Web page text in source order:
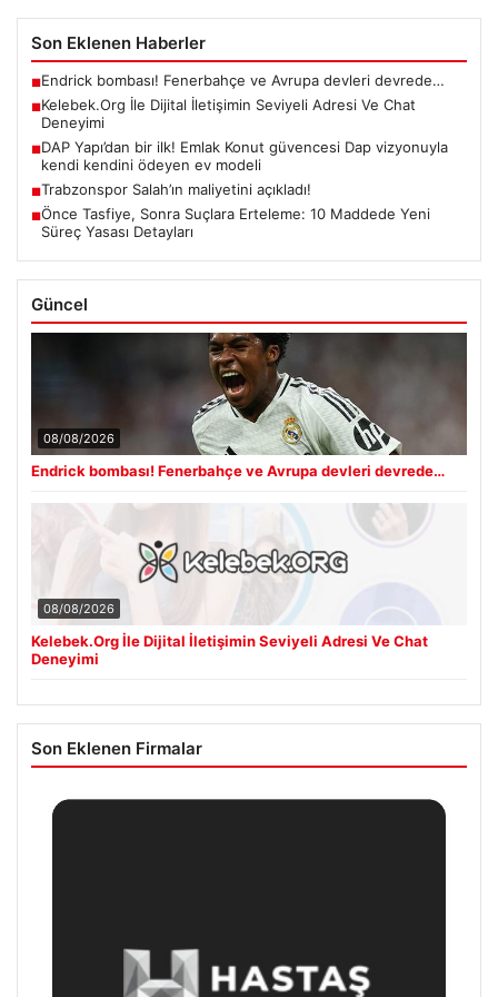
Son Eklenen Haberler
■Endrick bombası! Fenerbahçe ve Avrupa devleri devrede…
■Kelebek.Org İle Dijital İletişimin Seviyeli Adresi Ve Chat
Deneyimi
■DAP Yapı’dan bir ilk! Emlak Konut güvencesi Dap vizyonuyla
kendi kendini ödeyen ev modeli
■Trabzonspor Salah’ın maliyetini açıkladı!
■Önce Tasfiye, Sonra Suçlara Erteleme: 10 Maddede Yeni
Süreç Yasası Detayları
Güncel
08/08/2026
Endrick bombası! Fenerbahçe ve Avrupa devleri devrede…
08/08/2026
Kelebek.Org İle Dijital İletişimin Seviyeli Adresi Ve Chat
Deneyimi
Son Eklenen Firmalar